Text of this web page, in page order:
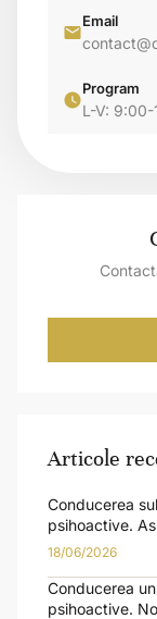
Email
Program
L-V:
Articole
Conducerea
psihoactive.
18/06/2026
Conducerea
psihoactive.